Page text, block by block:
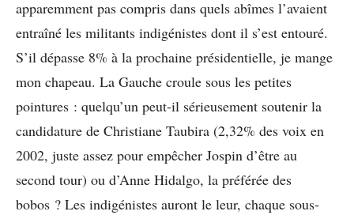
apparemment pas compris dans quels abîmes l’avaient
entraîné les militants indigénistes dont il s’est entouré.
S’il dépasse 8% à la prochaine présidentielle, je mange
mon chapeau. La Gauche croule sous les petites
pointures : quelqu’un peut-il sérieusement soutenir la
candidature de Christiane Taubira (2,32% des voix en
2002, juste assez pour empêcher Jospin d’être au
second tour) ou d’Anne Hidalgo, la préférée des
bobos ? Les indigénistes auront le leur, chaque sous-